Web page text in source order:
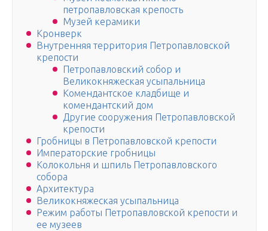
петропавловская крепость
Музей керамики
Кронверк
Внутренняя территория Петропавловской
крепости
Петропавловский собор и
Великокняжеская усыпальница
Комендантское кладбище и
комендантский дом
Другие сооружения Петропавловской
крепости
Гробницы в Петропавловской крепости
Императорские гробницы
Колокольня и шпиль Петропавловского
собора
Архитектура
Великокняжеская усыпальница
Режим работы Петропавловской крепости и
ее музеев